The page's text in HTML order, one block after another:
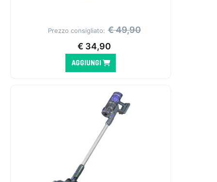
Prezzo consigliato: €49,90
€ 34,90
AGGIUNGI